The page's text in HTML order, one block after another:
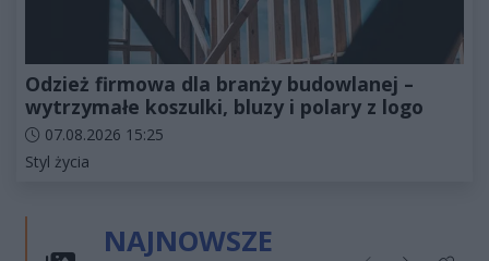
Odzież firmowa dla branży budowlanej –
wytrzymałe koszulki, bluzy i polary z logo
Data dodania artykułu:
07.08.2026 15:25
Kategorie artykułu:
Styl życia
NAJNOWSZE